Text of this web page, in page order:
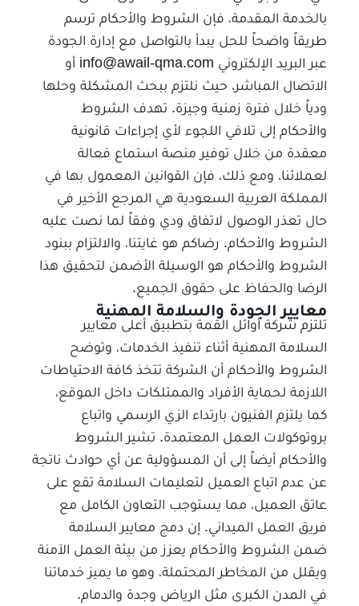
بالخدمة المقدمة، فإن الشروط والأحكام ترسم
طريقاً واضحاً للحل يبدأ بالتواصل مع إدارة الجودة
عبر البريد الإلكتروني info@awail-qma.com أو
الاتصال المباشر، حيث نلتزم ببحث المشكلة وحلها
ودياً خلال فترة زمنية وجيزة. تهدف الشروط
والأحكام إلى تلافي اللجوء لأي إجراءات قانونية
معقدة من خلال توفير منصة استماع فعالة
لعملائنا، ومع ذلك، فإن القوانين المعمول بها في
المملكة العربية السعودية هي المرجع الأخير في
حال تعذر الوصول لاتفاق ودي وفقاً لما نصت عليه
الشروط والأحكام. رضاكم هو غايتنا، والالتزام ببنود
الشروط والأحكام هو الوسيلة الأضمن لتحقيق هذا
الرضا والحفاظ على حقوق الجميع.
معايير الجودة والسلامة المهنية
تلتزم شركة أوائل القمة بتطبيق أعلى معايير
السلامة المهنية أثناء تنفيذ الخدمات، وتوضح
الشروط والأحكام أن الشركة تتخذ كافة الاحتياطات
اللازمة لحماية الأفراد والممتلكات داخل الموقع،
كما يلتزم الفنيون بارتداء الزي الرسمي واتباع
بروتوكولات العمل المعتمدة. تشير الشروط
والأحكام أيضاً إلى أن المسؤولية عن أي حوادث ناتجة
عن عدم اتباع العميل لتعليمات السلامة تقع على
عاتق العميل، مما يستوجب التعاون الكامل مع
فريق العمل الميداني. إن دمج معايير السلامة
ضمن الشروط والأحكام يعزز من بيئة العمل الآمنة
ويقلل من المخاطر المحتملة، وهو ما يميز خدماتنا
في المدن الكبرى مثل الرياض وجدة والدمام.